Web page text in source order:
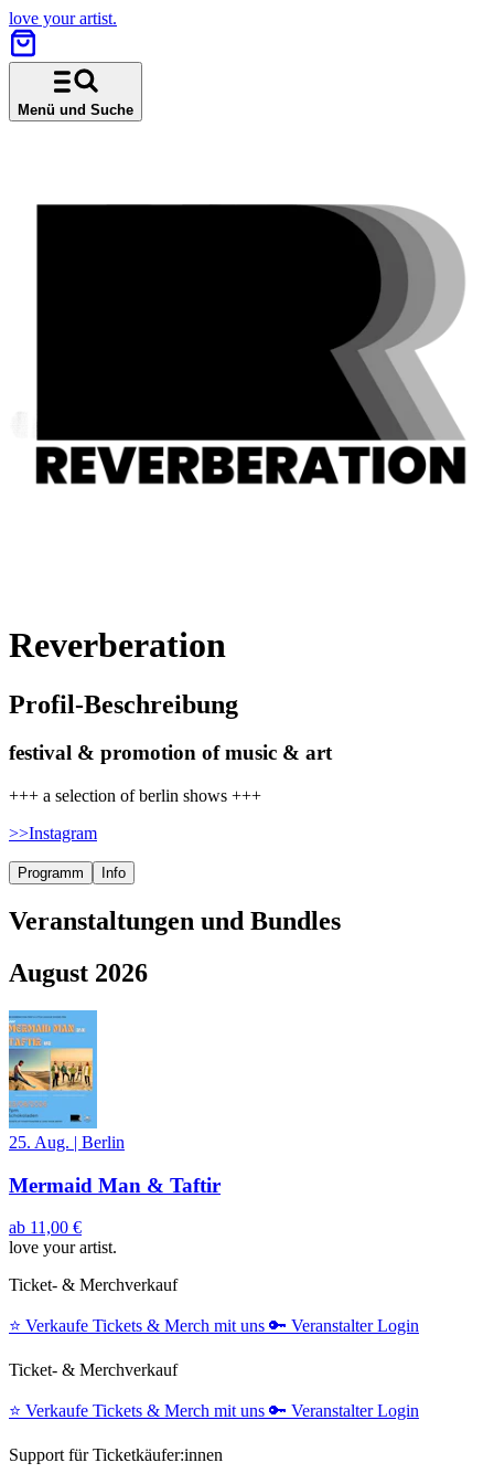
love your artist.
Menü und Suche
Reverberation
Profil-Beschreibung
festival & promotion of music & art
+++ a selection of berlin shows +++
>>Instagram
Programm Info
Veranstaltungen und Bundles
August 2026
25. Aug. | Berlin
Mermaid Man & Taftir
ab 11,00 €
love your artist.
Ticket- & Merchverkauf
⭐️ Verkaufe Tickets & Merch mit uns 🔑 Veranstalter Login
Ticket- & Merchverkauf
⭐️ Verkaufe Tickets & Merch mit uns 🔑 Veranstalter Login
Support für Ticketkäufer:innen